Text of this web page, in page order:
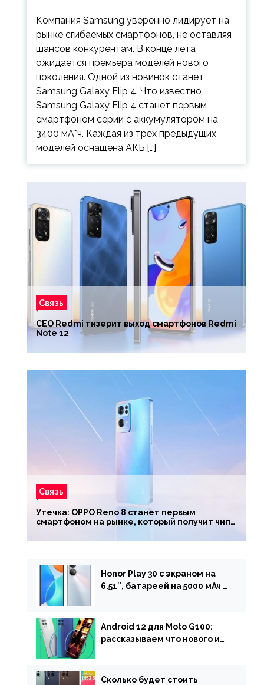
предшественника
Компания Samsung уверенно лидирует на
рынке сгибаемых смартфонов, не оставляя
шансов конкурентам. В конце лета
ожидается премьера моделей нового
поколения. Одной из новинок станет
Samsung Galaxy Flip 4. Что известно
Samsung Galaxy Flip 4 станет первым
смартфоном серии с аккумулятором на
3400 мА*ч. Каждая из трёх предыдущих
моделей оснащена АКБ […]
Связь
CEO Redmi тизерит выход смартфонов Redmi
Note 12
Связь
Утечка: OPPO Reno 8 станет первым
смартфоном на рынке, который получит чип
Honor Play 30 с экраном на
6.51″, батареей на 5000 мАч и
Android 12 для Moto G100:
рассказываем что нового и
Сколько будет стоить